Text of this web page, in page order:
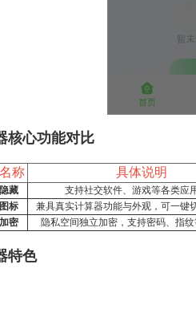
核心功能对比
称 具体说明
藏 支持社交软件、游戏等各类应
标
兼具真实计算器功能与外观，可一键
密
隐私空间独立加密，支持密码、指
特色